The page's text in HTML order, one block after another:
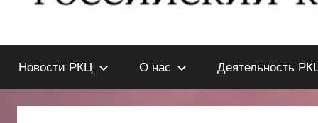
北
京
КУЛЬТУРНЫЙ
ЦЕНТР
ПЕКИНЕ
Новости РКЦ О нас Деятельность